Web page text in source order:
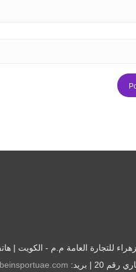
للتجارة العامة م.م - الكويت |